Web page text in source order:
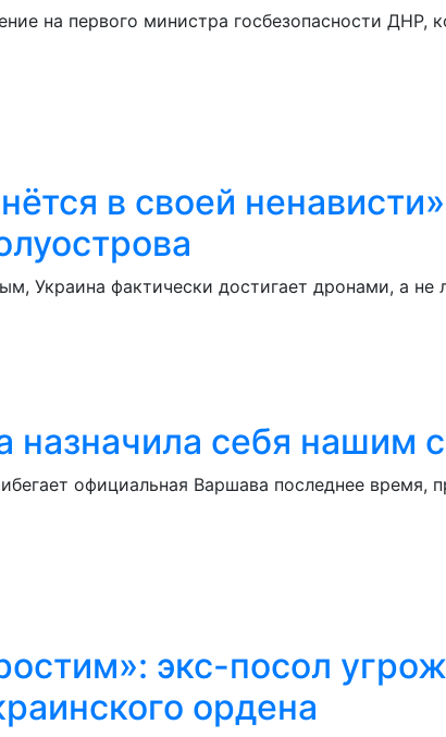
на первого министра госбезопасности ДНР,
в своей
Украина фактически достигает дронами, а
себя нашим
официальная Варшава последнее время,
экс-посол
ордена